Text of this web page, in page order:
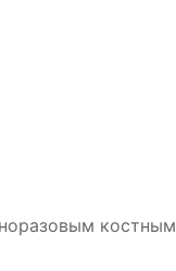
костным